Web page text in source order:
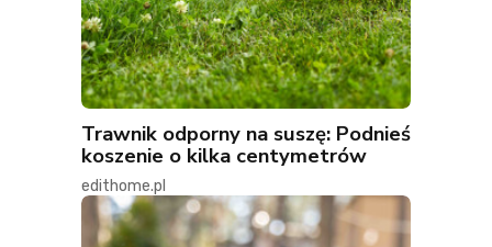
Trawnik odporny na suszę: Podnieś
koszenie o kilka centymetrów
edithome.pl